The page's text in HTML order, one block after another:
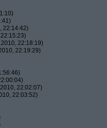
22:14:42)
22:18:19)
22:19:29)
22:02:07)
22:03:52)